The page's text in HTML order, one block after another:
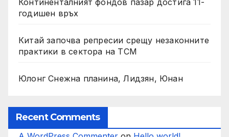
годишен връх
Китай започва репресии срещу незаконните
практики в сектора на TCM
Юлонг Снежна планина, Лидзян, Юнан
Recent Comments